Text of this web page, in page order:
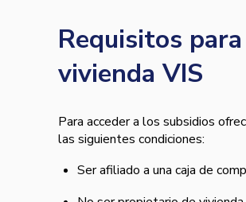
Requisitos
vivienda VIS
Para acceder a los subsidios
las siguientes condiciones:
Ser afiliado a una caja de